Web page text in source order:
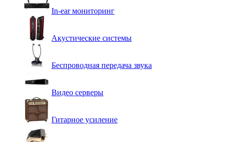
In-ear мониторинг
Акустические системы
Беспроводная передача звука
Видео серверы
Гитарное усиление